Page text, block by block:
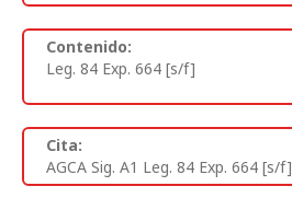
Contenido:
Leg. 84 Exp. 664 [s/f]
Cita:
AGCA Sig. A1 Leg. 84 Exp. 664 [s/f]